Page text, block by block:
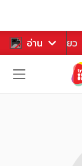
อ่าน
หาร ท่องเที่ยว